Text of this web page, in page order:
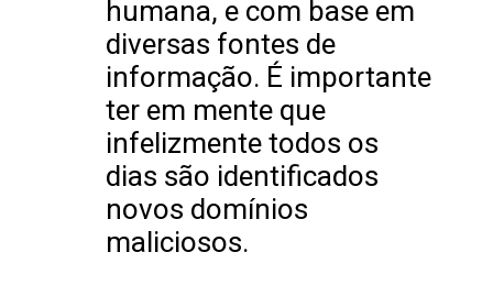
humana, e com base em
diversas fontes de
informação. É importante
ter em mente que
infelizmente todos os
dias são identificados
novos domínios
maliciosos.